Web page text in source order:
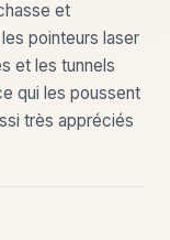
et
pointeurs laser
et les tunnels
qui les poussent
très appréciés